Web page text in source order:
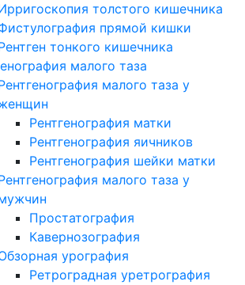
толстого кишечника
прямой кишки
тонкого кишечника
малого таза
малого таза у
Рентгенография матки
Рентгенография яичников
Рентгенография шейки матки
малого таза у
Простатография
Кавернозография
урография
Ретроградная уретрография